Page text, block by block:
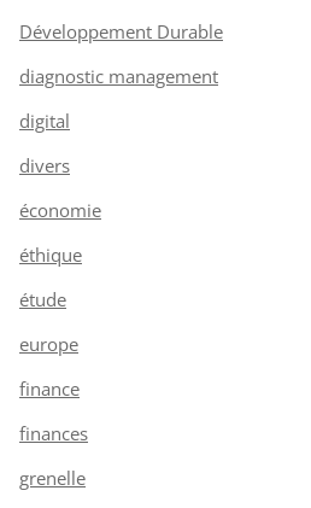
Développement Durable
diagnostic management
digital
divers
économie
éthique
étude
europe
finance
finances
grenelle